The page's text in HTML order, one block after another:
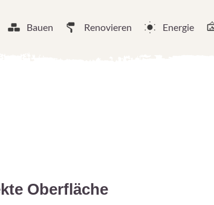
Bauen Renovieren Energie
Oberfläche